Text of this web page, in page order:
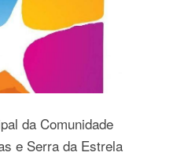
da Comunidade
e Serra da Estrela